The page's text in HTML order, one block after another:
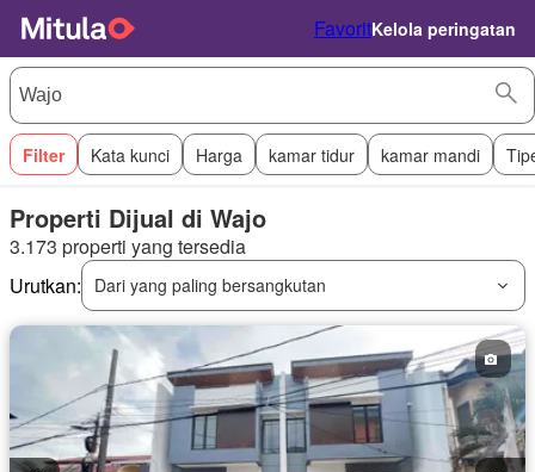
FavoritKelola peringatan
Filter Kata kunci Harga kamar tidur kamar mandi
Properti Dijual di Wajo
3.173 properti yang tersedia
Urutkan:
Dari yang paling bersangkutan